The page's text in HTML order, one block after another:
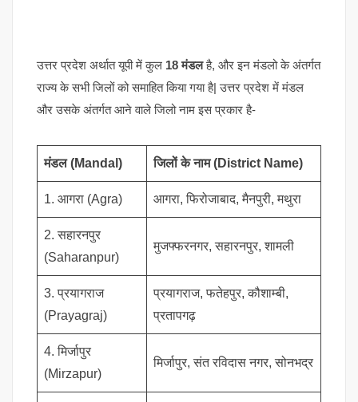
उत्तर प्रदेश अर्थात यूपी में कुल 18 मंडलहै, और इन मंडलो के अंतर्गत
राज्य के सभी जिलों को समाहित किया गया है| उत्तर प्रदेश में मंडल
और उसके अंतर्गत आने वाले जिलो नाम इस प्रकार है-
मंडल(Mandal) जिलों के नाम(District Name)
1. आगरा (Agra) आगरा, फिरोजाबाद, मैनपुरी, मथुरा
2. सहारनपुर
(Saharanpur)
मुजफ्फरनगर, सहारनपुर, शामली
3. प्रयागराज
(Prayagraj)
प्रयागराज, फतेहपुर, कौशाम्बी,
प्रतापगढ़
4. मिर्जापुर
(Mirzapur)
मिर्जापुर, संत रविदास नगर, सोनभद्र